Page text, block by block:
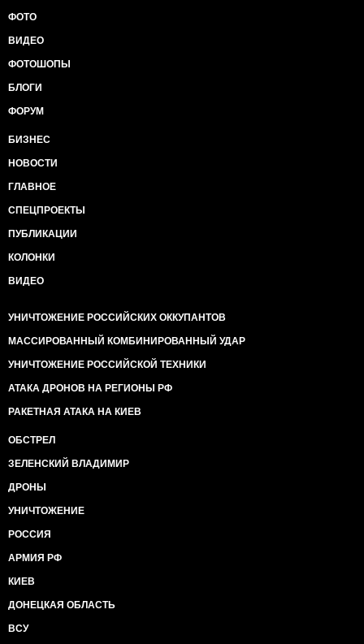
ФОТО
ВИДЕО
ФОТОШОПЫ
БЛОГИ
ФОРУМ
БИЗНЕС
НОВОСТИ
ГЛАВНОЕ
СПЕЦПРОЕКТЫ
ПУБЛИКАЦИИ
КОЛОНКИ
ВИДЕО
УНИЧТОЖЕНИЕ РОССИЙСКИХ ОККУПАНТОВ
МАССИРОВАННЫЙ КОМБИНИРОВАННЫЙ УДАР
УНИЧТОЖЕНИЕ РОССИЙСКОЙ ТЕХНИКИ
АТАКА ДРОНОВ НА РЕГИОНЫ РФ
РАКЕТНАЯ АТАКА НА КИЕВ
ОБСТРЕЛ
ЗЕЛЕНСКИЙ ВЛАДИМИР
ДРОНЫ
УНИЧТОЖЕНИЕ
РОССИЯ
АРМИЯ РФ
КИЕВ
ДОНЕЦКАЯ ОБЛАСТЬ
ВСУ